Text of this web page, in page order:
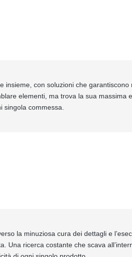
con soluzioni che
elementi, ma trova la sua massima
commessa.
la minuziosa cura dei dettagli e
ricerca costante che scava